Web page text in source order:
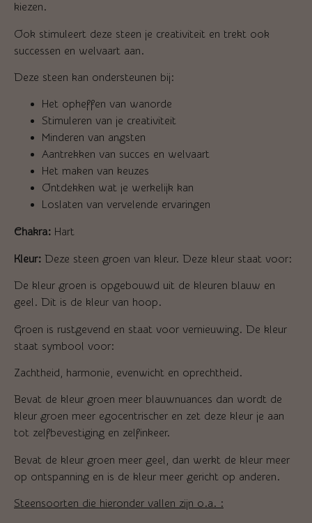
kiezen.
Ook stimuleert deze steen je creativiteit en trekt ook
successen en welvaart aan.
Deze steen kan ondersteunen bij:
Het opheffen van wanorde
Stimuleren van je creativiteit
Minderen van angsten
Aantrekken van succes en welvaart
Het maken van keuzes
Ontdekken wat je werkelijk kan
Loslaten van vervelende ervaringen
Chakra: Hart
Kleur: Deze steen groen van kleur. Deze kleur staat voor:
De kleur groen is opgebouwd uit de kleuren blauw en
geel. Dit is de kleur van hoop.
Groen is rustgevend en staat voor vernieuwing. De kleur
staat symbool voor:
Zachtheid, harmonie, evenwicht en oprechtheid.
Bevat de kleur groen meer blauwnuances dan wordt de
kleur groen meer egocentrischer en zet deze kleur je aan
tot zelfbevestiging en zelfinkeer.
Bevat de kleur groen meer geel, dan werkt de kleur meer
op ontspanning en is de kleur meer gericht op anderen.
Steensoorten die hieronder vallen zijn o.a. :